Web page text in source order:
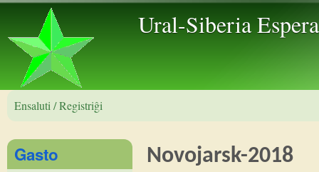
Ural-Siberia
Ensaluti / Registriĝi
Novojarsk-2018
Gasto